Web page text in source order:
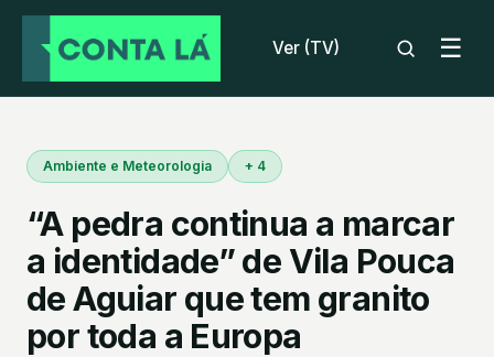
Ver (TV) ☰
Ambiente e Meteorologia + 4
“A pedra continua a marcar
a identidade” de Vila Pouca
de Aguiar que tem granito
por toda a Europa